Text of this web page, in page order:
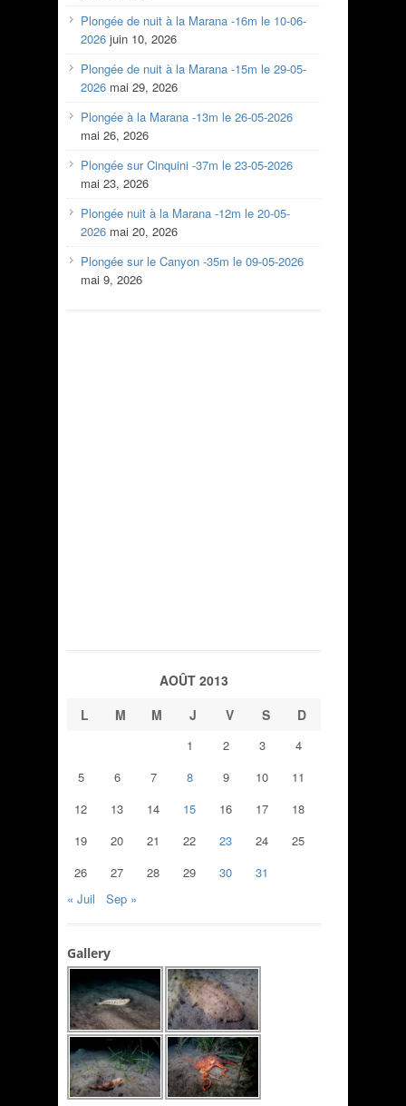
Plongée de nuit à la Marana -16m le 10-06-
2026 juin 10, 2026
Plongée de nuit à la Marana -15m le 29-05-
2026 mai 29, 2026
Plongée à la Marana -13m le 26-05-2026
mai 26, 2026
Plongée sur Cinquini -37m le 23-05-2026
mai 23, 2026
Plongée nuit à la Marana -12m le 20-05-
2026 mai 20, 2026
Plongée sur le Canyon -35m le 09-05-2026
mai 9, 2026
AOÛT 2013
L
M M J V S D
1 2 3
4
5
6 7 8 9 10
11
12
13 14 15 16 17
18
19
20 21 22 23 24
25
26
27 28 29 30
31
« Juil
Sep »
Gallery